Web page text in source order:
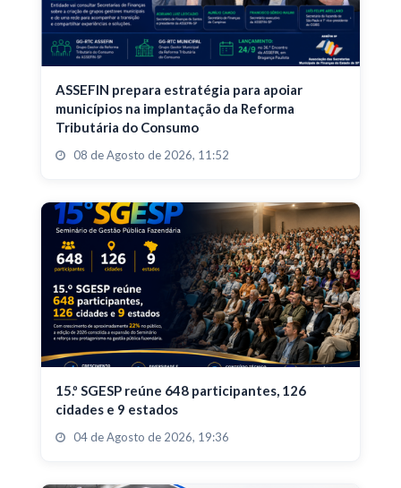
ASSEFIN prepara estratégia para apoiar
municípios na implantação da Reforma
Tributária do Consumo
08 de Agosto de 2026, 11:52
15.º SGESP reúne 648 participantes, 126
cidades e 9 estados
04 de Agosto de 2026, 19:36